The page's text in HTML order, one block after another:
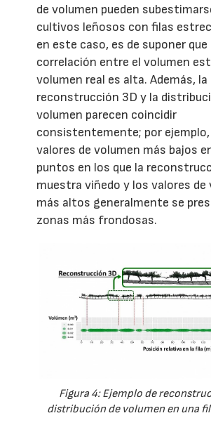
de volumen pueden
cultivos leñosos con filas
en este caso, es de suponer que
correlación entre el volumen
volumen real es alta. Además, la
reconstrucción 3D y la
volumen parecen coincidir
consistentemente; por ejemplo,
valores de volumen más bajos
puntos en los que la
muestra viñedo y los valores de
más altos generalmente se
zonas más frondosas.
Figura 4: Ejemplo de
distribución de volumen en una